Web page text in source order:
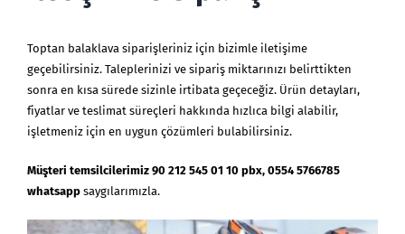
Toptan balaklava siparişleriniz için bizimle iletişime
geçebilirsiniz. Taleplerinizi ve sipariş miktarınızı belirttikten
sonra en kısa sürede sizinle irtibata geçeceğiz. Ürün detayları,
fiyatlar ve teslimat süreçleri hakkında hızlıca bilgi alabilir,
işletmeniz için en uygun çözümleri bulabilirsiniz.
Müşteri temsilcilerimiz 90 212 545 01 10 pbx, 0554 5766785
whatsapp saygılarımızla.